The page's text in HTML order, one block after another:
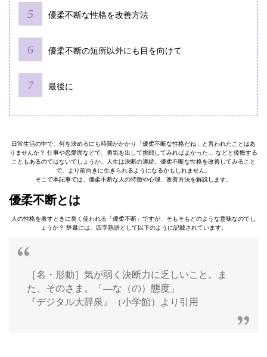
優柔不断な性格を改善方法
優柔不断の短所以外にも目を向けて
最後に
日常生活の中で、何を決めるにも時間がかかり「優柔不断な性格だね」と言われたことはあ
りませんか？ 仕事や恋愛面などで、勇気を出して挑戦してみればよかった… などと後悔する
こともあるのではないでしょうか。人生は決断の連続。優柔不断な性格を改善してみること
で、より前向きに生きられるようになるかもしれません。
そこで本記事では、優柔不断な人の特徴や心理、改善方法を解説します。
優柔不断とは
人の性格を表すときに良く使われる「優柔不断」ですが、そもそもどのような意味なのでし
ょうか？ 辞書には、四字熟語として以下のように記載されています。
［名・形動］気が弱く決断力に乏しいこと。ま
た、そのさま。「―な（の）態度」
『デジタル大辞泉』（小学館）より引用